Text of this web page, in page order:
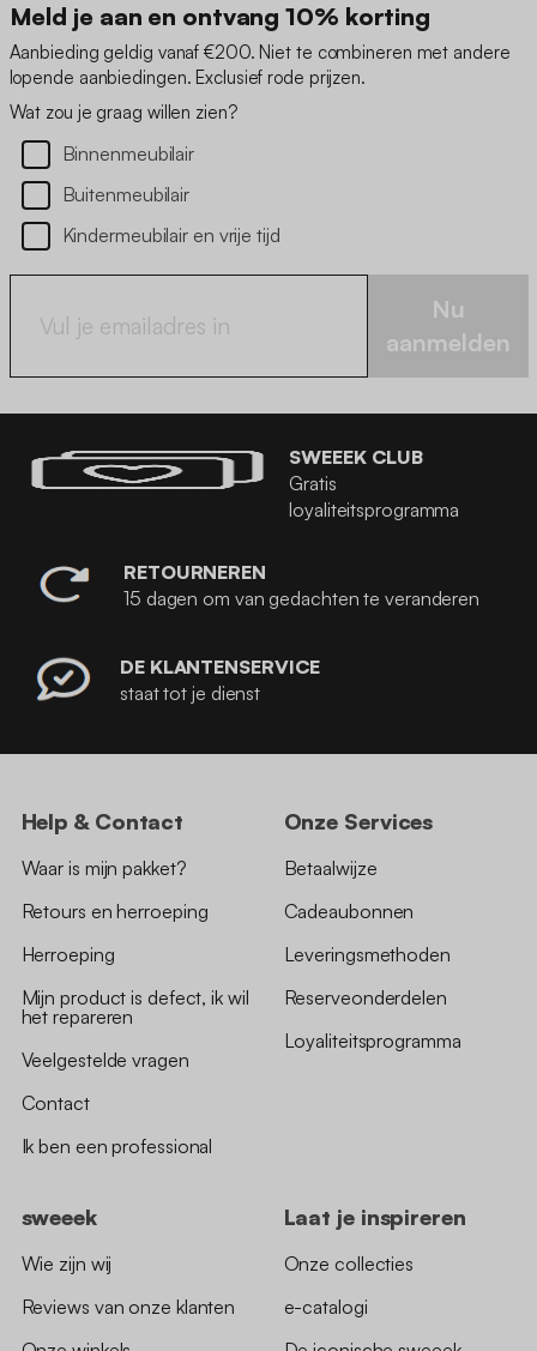
Meld je aan en ontvang 10% korting
Aanbieding geldig vanaf €200. Niet te combineren met andere
lopende aanbiedingen. Exclusief rode prijzen.
Wat zou je graag willen zien?
Binnenmeubilair
Buitenmeubilair
Kindermeubilair en vrije tijd
Nu
aanmelden
SWEEEK CLUB
Gratis
loyaliteitsprogramma
RETOURNEREN
15 dagen om van gedachten te veranderen
DE KLANTENSERVICE
staat tot je dienst
Help & Contact
Waar is mijn pakket?
Retours en herroeping
Herroeping
Mijn product is defect, ik wil
het repareren
Veelgestelde vragen
Contact
Ik ben een professional
Onze Services
Betaalwijze
Cadeaubonnen
Leveringsmethoden
Reserveonderdelen
Loyaliteitsprogramma
sweeek
Wie zijn wij
Reviews van onze klanten
Laat je inspireren
Onze collecties
e-catalogi